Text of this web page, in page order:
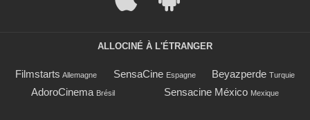
ALLOCINÉ À L'ÉTRANGER
Filmstarts Allemagne SensaCine Espagne Beyazperde Turquie
AdoroCinema Brésil Sensacine México Mexique